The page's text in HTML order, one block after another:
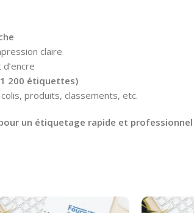
claire
200 étiquettes)
produits, classements, etc.
un étiquetage rapide et professionnel